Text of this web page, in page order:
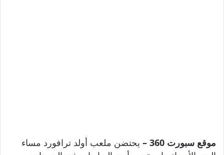
موقع سبورت 360 –
يحتضن ملعب أولد ترافورد مساء